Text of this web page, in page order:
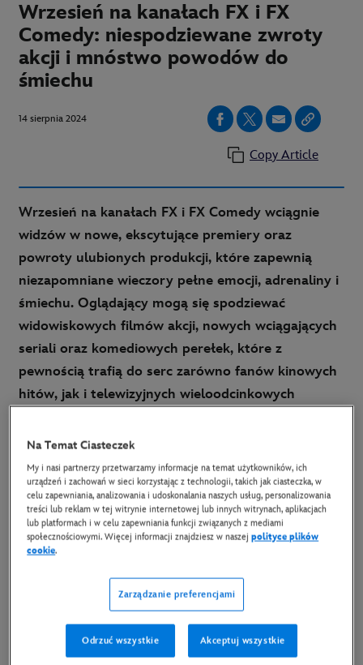
Wrzesień na kanałach FX i FX
Comedy: niespodziewane zwroty
akcji i mnóstwo powodów do
śmiechu
14 sierpnia 2024
Copy Article
Wrzesień na kanałach FX i FX Comedy wciągnie
widzów w nowe, ekscytujące premiery oraz
powroty ulubionych produkcji, które zapewnią
niezapomniane wieczory pełne emocji, adrenaliny i
śmiechu. Oglądający mogą się spodziewać
widowiskowych filmów akcji, nowych wciągających
seriali oraz komediowych perełek, które z
pewnością trafią do serc zarówno fanów kinowych
hitów, jak i telewizyjnych wieloodcinkowych
Na kanale FX, już od 5 września o godzinie 22:00,
rozpocznie się emocjonująca podróż do świata
gigantycznych robotów w ramach cyklu filmów z
uniwersum„Transformers”. Widzowie będą mieli
okazję przypomnieć sobie pełne akcji i spektakularnych
efektów specjalnych starcia między Autobotami a
Deceptikonami. Pasmo rozpocznie się od pierwszej
części sagi, a tydzień później, 12 września, będzie
można obejrzeć jej kontynuację. 22 września o godzinie
Na Temat Ciasteczek
My i nasi partnerzy przetwarzamy informacje na temat użytkowników, ich
urządzeń i zachowań w sieci korzystając z technologii, takich jak ciasteczka, w
celu zapewniania, analizowania i udoskonalania naszych usług, personalizowania
treści lub reklam w tej witrynie internetowej lub innych witrynach, aplikacjach
lub platformach i w celu zapewniania funkcji związanych z mediami
społecznościowymi. Więcej informacji znajdziesz w naszejpolityce plików
cookie.
Zarządzanie preferencjami
Odrzuć wszystkie Akceptuj wszystkie